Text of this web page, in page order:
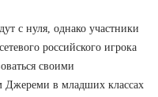
с нуля, однако участники
российского игрока
своими
в младших классах